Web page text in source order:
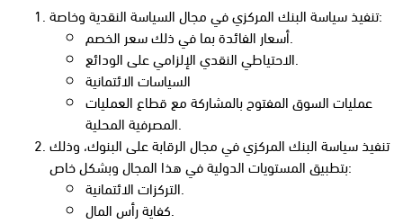
تنفيذ سياسة البنك المركزي في مجال السياسة النقدية وخاصة:
أسعار الفائدة بما في ذلك سعر الخصم.
الاحتياطي النقدي الإلزامي على الودائع.
السياسات الائتمانية
عمليات السوق المفتوح بالمشاركة مع قطاع العمليات
المصرفية المحلية.
تنفيذ سياسة البنك المركزي في مجال الرقابة على البنوك، وذلك
بتطبيق المستويات الدولية في هذا المجال وبشكل خاص:
التركزات الائتمانية.
كفاية رأس المال.